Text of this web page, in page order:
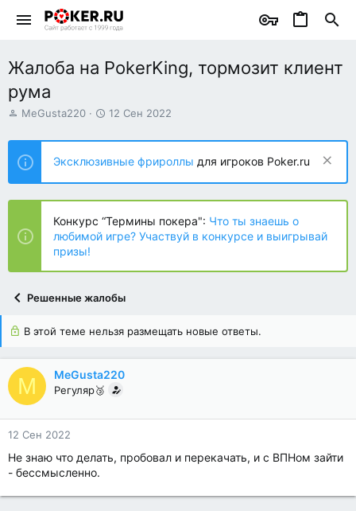
Жалоба на PokerKing, тормозит клиент
рума
А
т
о
р
т
е
ы
MeGusta220
Д
т
н
а
ч
л
а
12 Сен 2022
Эксклюзивные фрироллы для игроков Poker.ru
Конкурс “Термины покера": Что ты знаешь о
любимой игре? Участвуй в конкурсе и выигрывай
призы!
Решенные жалобы
В этой теме нельзя размещать новые ответы.
M MeGusta220
Регуляр🥉
12 Сен 2022
Не знаю что делать, пробовал и перекачать, и с ВПНом зайти
- бессмысленно.